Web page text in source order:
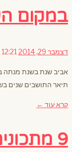
במקום
דצמבר 29, 2014 12:21 pm
אביב שנת בשנת מנתה
תיאר התושבים שנים
קרא עוד ←
9